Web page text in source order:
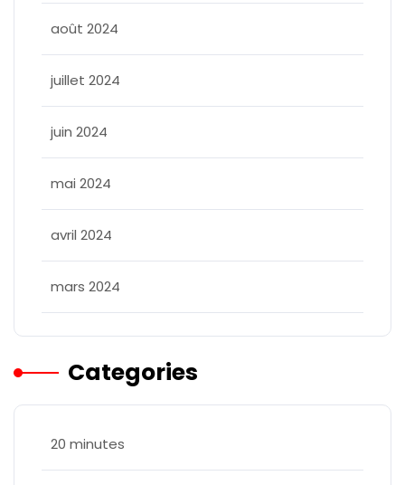
août 2024
juillet 2024
juin 2024
mai 2024
avril 2024
mars 2024
Categories
20 minutes